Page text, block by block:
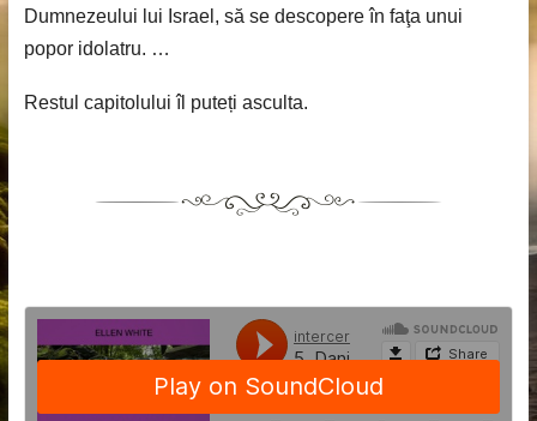
Dumnezeului lui Israel, să se descopere în faţa unui
popor idolatru. …
Restul capitolului îl puteți asculta.